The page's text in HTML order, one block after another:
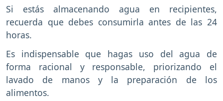
Si estás almacenando agua en recipientes,
recuerda que debes consumirla antes de las 24
horas.
Es indispensable que hagas uso del agua de
forma racional y responsable, priorizando el
lavado de manos y la preparación de los
alimentos.